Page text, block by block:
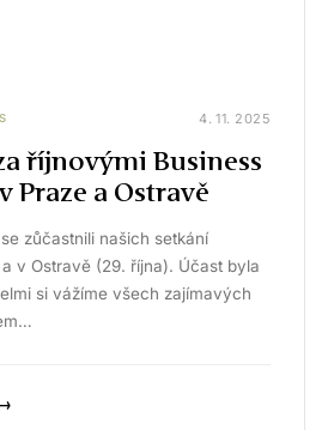
4. 11. 2025
říjnovými Business
Praze a Ostravě
zůčastnili našich setkání
v Ostravě (29. října). Účast byla
si vážíme všech zajímavých